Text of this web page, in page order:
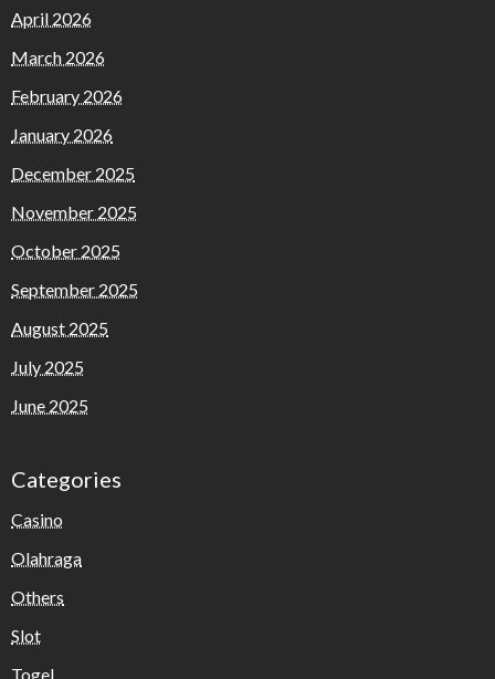
April 2026
March 2026
February 2026
January 2026
December 2025
November 2025
October 2025
September 2025
August 2025
July 2025
June 2025
Categories
Casino
Olahraga
Others
Slot
Togel